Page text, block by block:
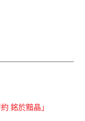
銘於黯晶」